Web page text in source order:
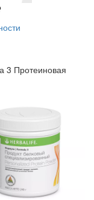
3 Протеиновая